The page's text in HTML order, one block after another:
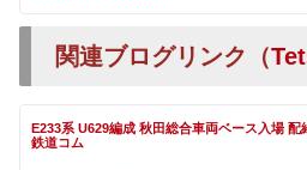
関連ブログリンク（
E233系 U629編成 秋田総合車両ベース入場
鉄道コム